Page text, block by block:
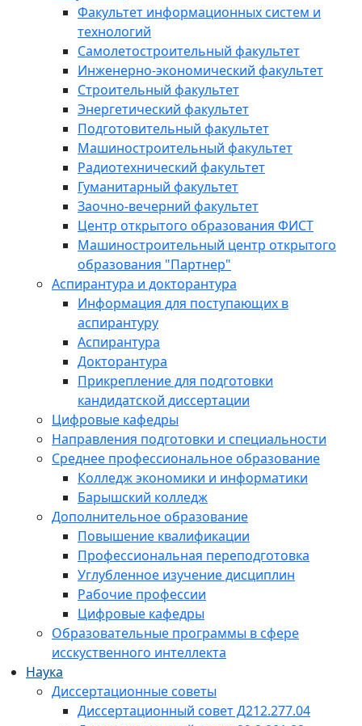
Факультет информационных систем и
технологий
Самолетостроительный факультет
Инженерно-экономический факультет
Строительный факультет
Энергетический факультет
Подготовительный факультет
Машиностроительный факультет
Радиотехнический факультет
Гуманитарный факультет
Заочно-вечерний факультет
Центр открытого образования ФИСТ
Машиностроительный центр открытого
образования "Партнер"
Аспирантура и докторантура
Информация для поступающих в
аспирантуру
Аспирантура
Докторантура
Прикрепление для подготовки
кандидатской диссертации
Цифровые кафедры
Направления подготовки и специальности
Среднее профессиональное образование
Колледж экономики и информатики
Барышский колледж
Дополнительное образование
Повышение квалификации
Профессиональная переподготовка
Углубленное изучение дисциплин
Рабочие профессии
Цифровые кафедры
Образовательные программы в сфере
исскуственного интеллекта
Наука
Диссертационные советы
Диссертационный совет Д212.277.04